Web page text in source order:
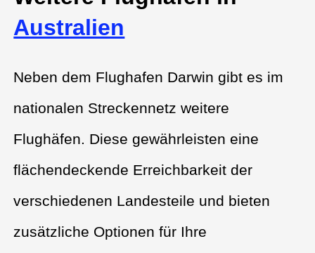
Australien
Neben dem Flughafen Darwin gibt es im
nationalen Streckennetz weitere
Flughäfen. Diese gewährleisten eine
flächendeckende Erreichbarkeit der
verschiedenen Landesteile und bieten
zusätzliche Optionen für Ihre